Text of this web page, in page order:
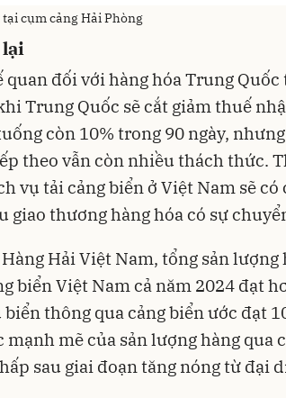
cụm cảng Hải Phòng
lại
đối với hàng hóa Trung Quốc
Trung Quốc sẽ cắt giảm thuế
còn 10% trong 90 ngày,
theo vẫn còn nhiều thách thức.
vụ tải cảng biển ở Việt Nam sẽ có
giao thương hàng hóa có sự
Hải Việt Nam, tổng sản lượng
biển Việt Nam cả năm 2024 đạt
thông qua cảng biển ước đạt
mẽ của sản lượng hàng qua
sau giai đoạn tăng nóng từ đại